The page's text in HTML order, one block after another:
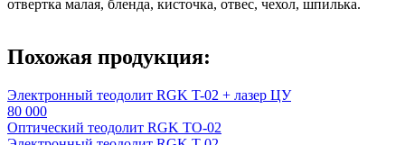
отвертка малая, бленда, кисточка, отвес, чехол, шпилька.
Похожая продукция:
Электронный теодолит RGK T-02 + лазер ЦУ
80 000
Оптический теодолит RGK TО-02